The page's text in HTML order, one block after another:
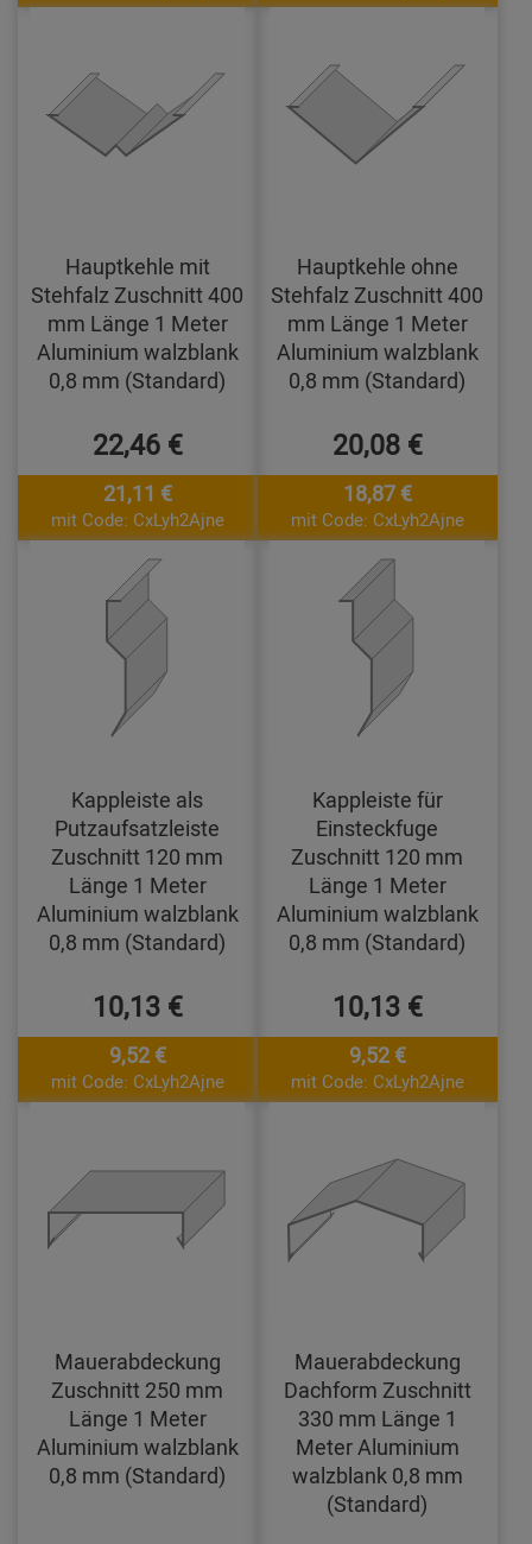
Hauptkehle mit
Stehfalz Zuschnitt 400
mm Länge 1 Meter
Aluminium walzblank
0,8 mm (Standard)
22,46 €
21,11 €
mit Code: CxLyh2Ajne
Hauptkehle ohne
Stehfalz Zuschnitt 400
mm Länge 1 Meter
Aluminium walzblank
0,8 mm (Standard)
20,08 €
18,87 €
mit Code: CxLyh2Ajne
Kappleiste als
Putzaufsatzleiste
Zuschnitt 120 mm
Länge 1 Meter
Aluminium walzblank
0,8 mm (Standard)
10,13 €
9,52 €
mit Code: CxLyh2Ajne
Kappleiste für
Einsteckfuge
Zuschnitt 120 mm
Länge 1 Meter
Aluminium walzblank
0,8 mm (Standard)
10,13 €
9,52 €
mit Code: CxLyh2Ajne
Mauerabdeckung
Zuschnitt 250 mm
Länge 1 Meter
Aluminium walzblank
0,8 mm (Standard)
Mauerabdeckung
Dachform Zuschnitt
330 mm Länge 1
Meter Aluminium
walzblank 0,8 mm
(Standard)